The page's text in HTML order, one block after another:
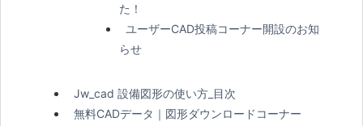
た！
ユーザーCAD投稿コーナー開設のお知
らせ
Jw_cad 設備図形の使い方_目次
無料CADデータ｜図形ダウンロードコーナー